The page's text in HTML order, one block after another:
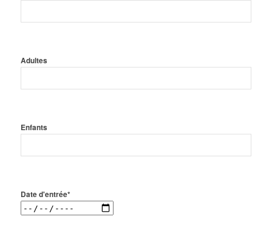
Adultes
Enfants
Date d'entrée*